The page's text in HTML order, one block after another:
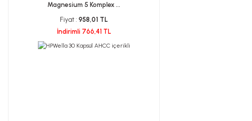
Magnesium 5 Komplex ...
Fiyat : 958,01 TL
İndirimli 766,41 TL